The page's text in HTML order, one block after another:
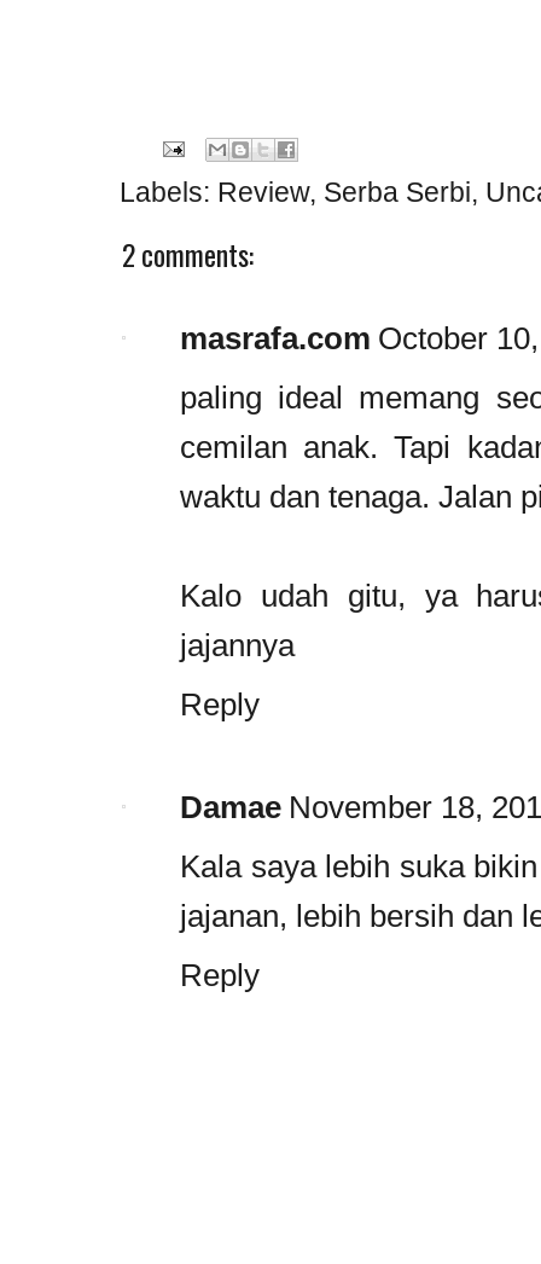
Labels: Review, Serba Serbi,
2 comments:
masrafa.com October
paling ideal memang
cemilan anak. Tapi
waktu dan tenaga. Jalan
Kalo udah gitu, ya
jajannya
Reply
Damae November 18,
Kala saya lebih suka
jajanan, lebih bersih dan
Reply